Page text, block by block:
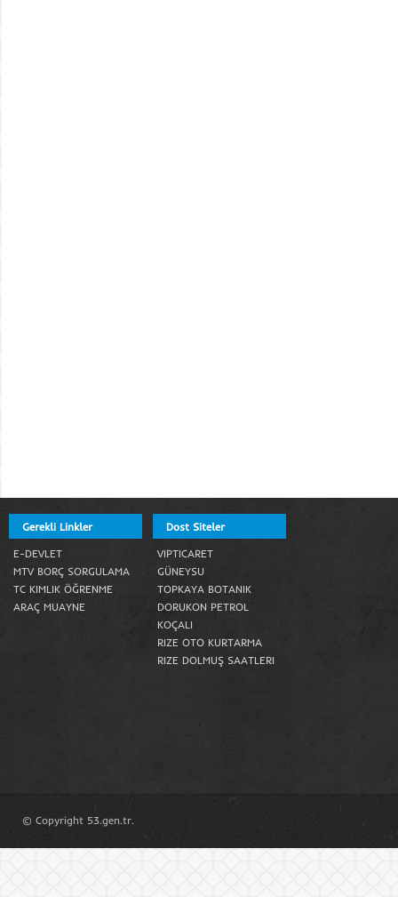
Gerekli Linkler
E-DEVLET
MTV BORÇ SORGULAMA
TC KIMLIK ÖĞRENME
ARAÇ MUAYNE
Dost Siteler
VIPTICARET
GÜNEYSU
TOPKAYA BOTANIK
DORUKON PETROL
KOÇALI
RIZE OTO KURTARMA
RIZE DOLMUŞ SAATLERI
© Copyright 53.gen.tr.